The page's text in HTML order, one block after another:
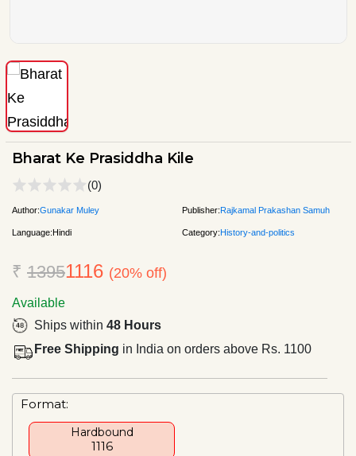
Bharat Ke Prasiddha Kile
(0)
Author:Gunakar Muley Publisher:Rajkamal Prakashan Samuh
Language:Hindi Category:History-and-politics
₹ 13951116 (20% off)
Available
Ships within 48 Hours
Free Shipping in India on orders above Rs. 1100
Format:
Hardbound
₹1116